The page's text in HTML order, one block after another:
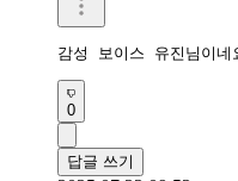
감성 보이스 유진님이
0
답글 쓰기